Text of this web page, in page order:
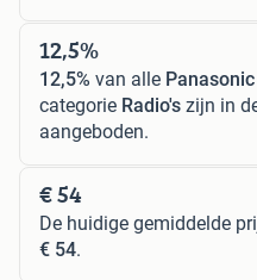
12,5%
12,5% van alle
categorie Radio's zijn in
aangeboden.
€ 54
De huidige gemiddelde
€ 54.